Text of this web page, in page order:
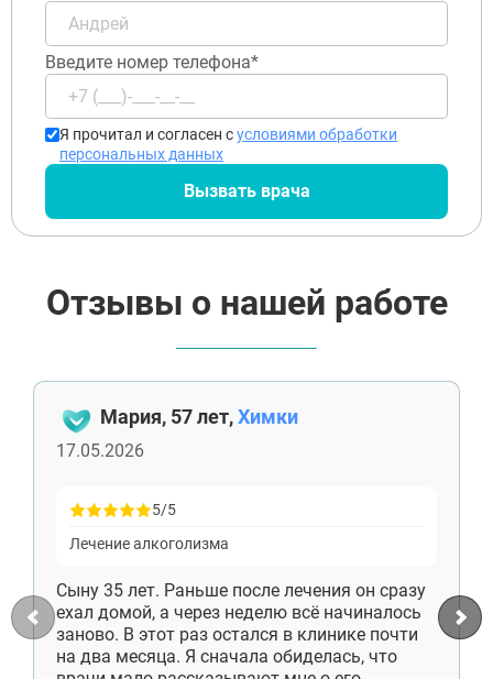
Введите номер телефона*
Я прочитал и согласен сусловиями обработки
персональных данных
Вызвать врача
Отзывы о нашей работе
Мария, 57 лет,Химки
17.05.2026
5/5
Лечение алкоголизма
Сыну 35 лет. Раньше после лечения он сразу
ехал домой, а через неделю всё начиналось
заново. В этот раз остался в клинике почти
на два месяца. Я сначала обиделась, что
Ликино-Дулёво
Можайск
Дедовск
Электрогорск
Луховицы
Лосино-Петровский
Красноармейск
Волоколамск
Кубинка
Рошаль
Хотьково
Пущино
Талдом
Руза
Белоозёрский
Высоковск
Дрезна
Пересвет